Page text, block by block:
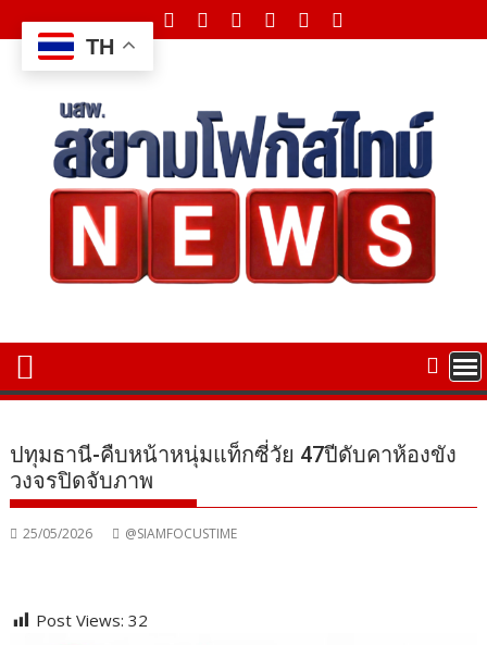
to
content
ปทุมธานี-คืบหน้าหนุ่มแท็กซี่วัย 47ปีดับคาห้องขัง
วงจรปิดจับภาพ
25/05/2026 @SIAMFOCUSTIME
Post Views: 32
TH